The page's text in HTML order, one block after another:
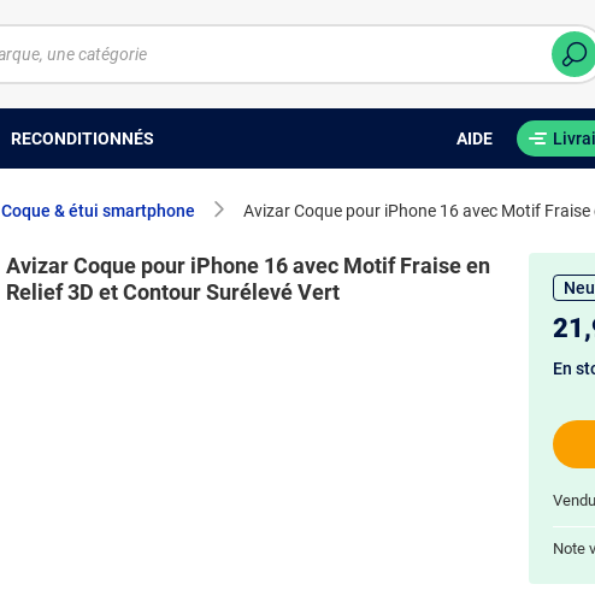
RECONDITIONNÉS AIDE
Coque & étui smartphone Avizar Coque pour iPhone 16 avec Motif Fraise
Avizar Coque pour iPhone 16 avec Motif Fraise en
Relief 3D et Contour Surélevé Vert
En
Note